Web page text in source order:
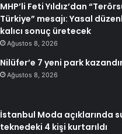
MHP’li Feti Yıldız’dan
Türkiye” mesajı: Yasal
kalıcı sonuç üretecek
Ağustos 8, 2026
Nilüfer’e 7 yeni park
Ağustos 8, 2026
İstanbul Moda açıklarında
teknedeki 4 kişi kurtarıldı